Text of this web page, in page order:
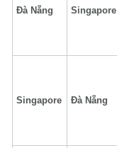
Đà Nẵng Singapore
Singapore Đà Nẵng